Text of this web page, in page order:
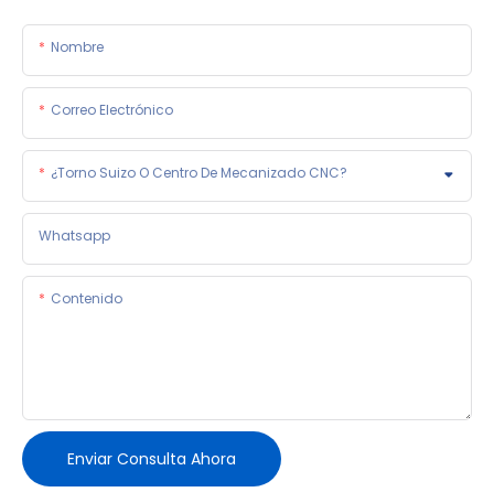
Nombre
Correo Electrónico
¿Torno Suizo O Centro De Mecanizado CNC?
Whatsapp
Contenido
Enviar Consulta Ahora